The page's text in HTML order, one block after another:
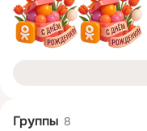
Группы 8